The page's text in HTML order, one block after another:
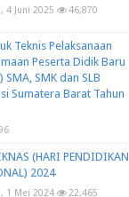
4 Juni 2025 46,870
Teknis Pelaksanaan
Peserta Didik Baru
SMA, SMK dan SLB
Sumatera Barat Tahun
(HARI PENDIDIKAN
2024
1 Mei 2024 22,465